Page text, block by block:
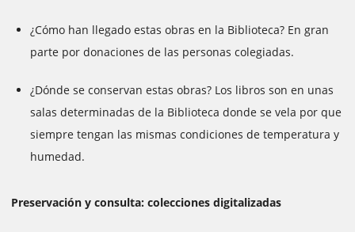
¿Cómo han llegado estas obras en la Biblioteca? En gran
parte por donaciones de las personas colegiadas.
¿Dónde se conservan estas obras? Los libros son en unas
salas determinadas de la Biblioteca donde se vela por que
siempre tengan las mismas condiciones de temperatura y
humedad.
Preservación y consulta: colecciones digitalizadas